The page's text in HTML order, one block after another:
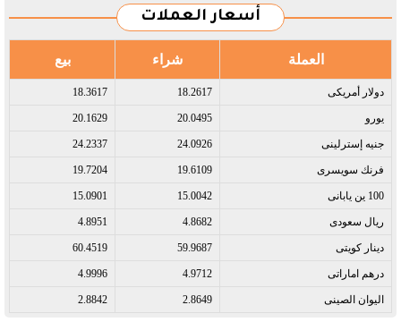
أسعار العملات
العملة شراء بيع
دولار أمريكى​ 18.2617
18.3617
يورو​ 20.0495
20.1629
جنيه إسترلينى​ 24.0926
24.2337
فرنك سويسرى​ 19.6109
19.7204
100 ين يابانى​ 15.0042
15.0901
ريال سعودى​ 4.8682
4.8951
دينار كويتى​ 59.9687
60.4519
درهم اماراتى​ 4.9712
4.9996
اليوان الصينى​ 2.8649
2.8842